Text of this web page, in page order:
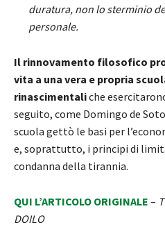
duratura, non lo sterminio
personale.
Il rinnovamento filosofico
vita a una vera e propria
rinascimentaliche
seguito, come Domingo de
scuola gettò le basi per
e, soprattutto, i principi di
condanna della tirannia.
QUI L’ARTICOLO ORIGINALE –
DOILO